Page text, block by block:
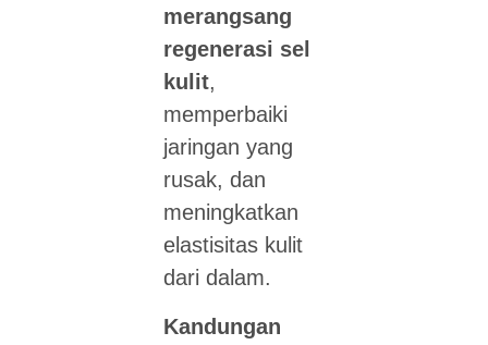
merangsang
regenerasi sel
kulit,
memperbaiki
jaringan yang
rusak, dan
meningkatkan
elastisitas kulit
dari dalam.
Kandungan